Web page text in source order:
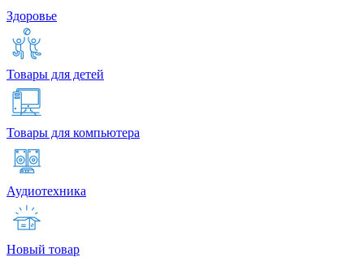
Здоровье
Товары для детей
Товары для компьютера
Аудиотехника
Новый товар